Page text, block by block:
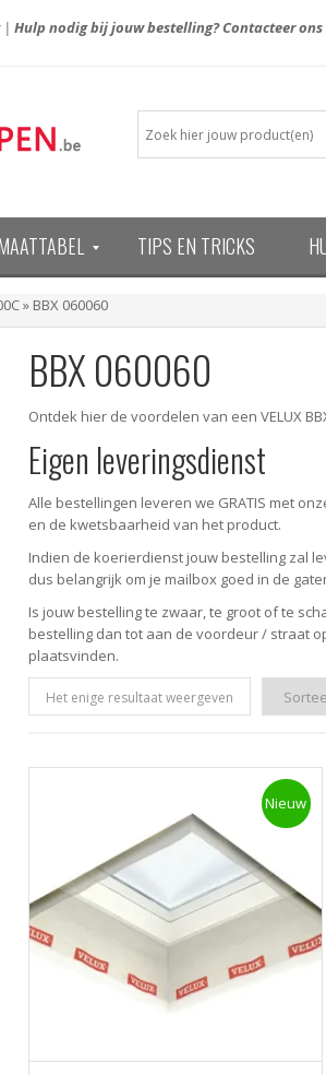
| Hulp nodig bij jouw bestelling? Contacteer
TIPS EN TRICKS
» BBX 060060
BBX 060060
Ontdek hier de voordelen van een VELUX
Eigen leveringsdienst
Alle bestellingen leveren we GRATIS met
en de kwetsbaarheid van het product.
Indien de koerierdienst jouw bestelling zal
dus belangrijk om je mailbox goed in de
Is jouw bestelling te zwaar, te groot of te
bestelling dan tot aan de voordeur / straat
plaatsvinden.
Het enige resultaat weergeven
Nieuw